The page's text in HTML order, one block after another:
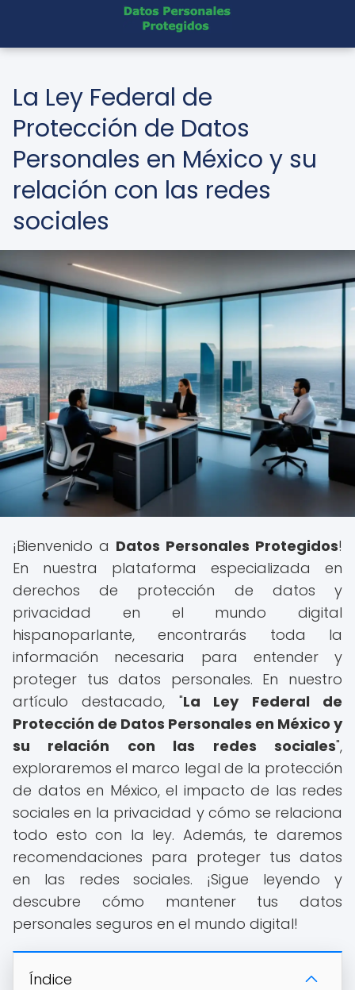
La Ley Federal de
Protección de Datos
Personales en México y su
relación con las redes
sociales
¡Bienvenido a Datos Personales Protegidos!
En nuestra plataforma especializada en
derechos de protección de datos y
privacidad en el mundo digital
hispanoparlante, encontrarás toda la
información necesaria para entender y
proteger tus datos personales. En nuestro
artículo destacado, "La Ley Federal de
Protección de Datos Personales en México y
su relación con las redes sociales",
exploraremos el marco legal de la protección
de datos en México, el impacto de las redes
sociales en la privacidad y cómo se relaciona
todo esto con la ley. Además, te daremos
recomendaciones para proteger tus datos
en las redes sociales. ¡Sigue leyendo y
descubre cómo mantener tus datos
personales seguros en el mundo digital!
Índice